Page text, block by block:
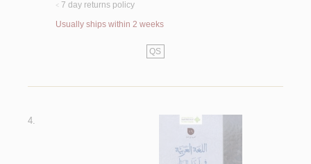
< 7 day returns policy
Usually ships within 2 weeks
QS
4.